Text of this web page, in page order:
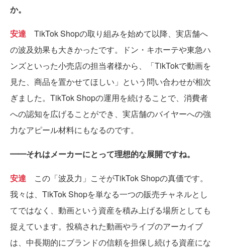
か。
安達 TikTok Shopの取り組みを始めて以降、実店舗へ
の波及効果も大きかったです。ドン・キホーテや東急ハ
ンズといった小売店の担当者様から、「TikTokで動画を
見た、商品を置かせてほしい」という問い合わせが相次
ぎました。TikTok Shopの運用を続けることで、消費者
への認知を広げることができ、実店舗のバイヤーへの強
力なアピール材料にもなるのです。
━━それはメーカーにとって理想的な展開ですね。
安達 この「波及力」こそがTikTok Shopの真価です。
我々は、TikTok Shopを単なる一つの販売チャネルとし
てではなく、動画という資産を積み上げる場所としても
捉えています。投稿された動画やライブのアーカイブ
は、中長期的にブランドの信頼を担保し続ける資産にな